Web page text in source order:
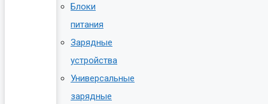
Блоки
питания
Зарядные
устройства
Универсальные
зарядные